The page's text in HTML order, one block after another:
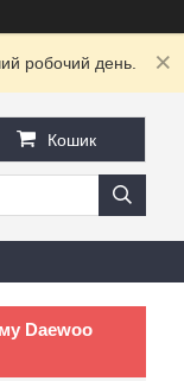
робочий день.
Кошик
Daewoo